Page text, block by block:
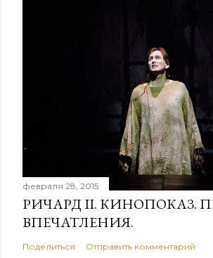
февраля 28, 2015
РИЧАРД II. КИНОПОКАЗ.
ВПЕЧАТЛЕНИЯ.
Поделиться Отправить комментарий